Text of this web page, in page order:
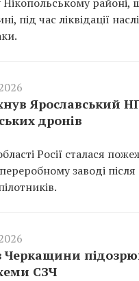
Нікопольському районі,
під час ліквідації
Ярославський
дронів
Росії сталася
заводі після
Черкащини
СЗЧ